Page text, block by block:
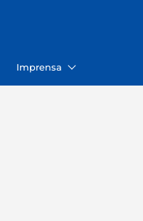
Imprensa